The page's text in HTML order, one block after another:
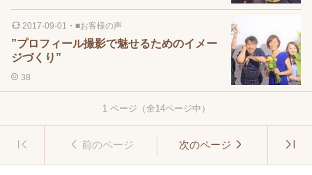
2017-09-01 ・ ■お客様の声
”プロフィール撮影で魅せるためのイメー
ジづくり”
38
1ページ（全14ページ中）
前のページ 次のページ